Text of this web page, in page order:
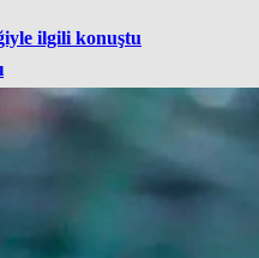
ilgili konuştu